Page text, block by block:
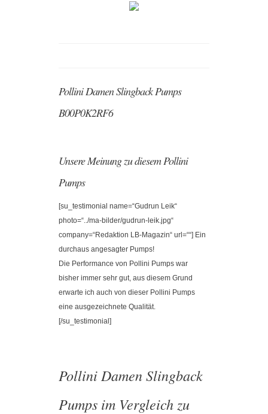
Pollini Damen Slingback Pumps
B00P0K2RF6
Unsere Meinung zu diesem Pollini
Pumps
[su_testimonial name=“Gudrun Leik“
photo=“../ma-bilder/gudrun-leik.jpg“
company=“Redaktion LB-Magazin“ url=““] Ein
durchaus angesagter Pumps!
Die Performance von Pollini Pumps war
bisher immer sehr gut, aus diesem Grund
erwarte ich auch von dieser Pollini Pumps
eine ausgezeichnete Qualität.
[/su_testimonial]
Pollini Damen Slingback
Pumps im Vergleich zu